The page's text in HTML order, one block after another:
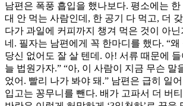
남편은 폭풍 흡입을 했나보다. 평소에는
대 안 먹는 사람인데, 한 공기 다 먹고, 더
다가 과일에 커피까지 챙겨 먹은 것이 아
네. 필자는 남편에게 꼭 한마디를 했다. “왜
당신 없어도 잘 살 텐데. 아! 서류 때문에
늘 법원가자.” “아, 이 사람이 지금 무슨 말
었어. 빨리 나가 봐야 돼.” 남편은 급히 일
입고는 꽁무니를 뺀다. 배가 고파서 더 버